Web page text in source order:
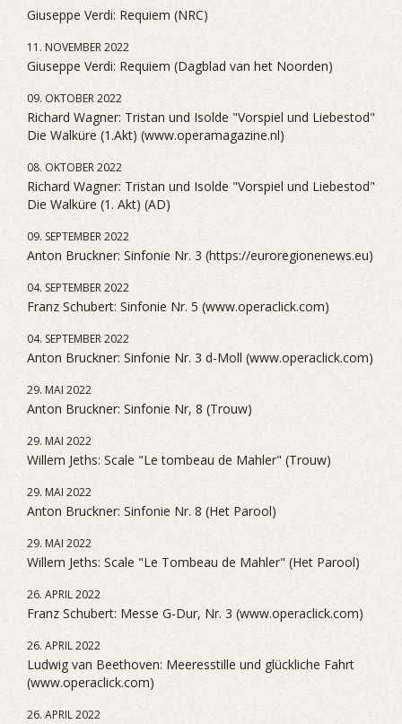
Giuseppe Verdi: Requiem (NRC)
11. NOVEMBER 2022
Giuseppe Verdi: Requiem (Dagblad van het Noorden)
09. OKTOBER 2022
Richard Wagner: Tristan und Isolde "Vorspiel und Liebestod"
Die Walküre (1.Akt) (www.operamagazine.nl)
08. OKTOBER 2022
Richard Wagner: Tristan und Isolde "Vorspiel und Liebestod"
Die Walküre (1. Akt) (AD)
09. SEPTEMBER 2022
Anton Bruckner: Sinfonie Nr. 3 (https://euroregionenews.eu)
04. SEPTEMBER 2022
Franz Schubert: Sinfonie Nr. 5 (www.operaclick.com)
04. SEPTEMBER 2022
Anton Bruckner: Sinfonie Nr. 3 d-Moll (www.operaclick.com)
29. MAI 2022
Anton Bruckner: Sinfonie Nr, 8 (Trouw)
29. MAI 2022
Willem Jeths: Scale "Le tombeau de Mahler" (Trouw)
29. MAI 2022
Anton Bruckner: Sinfonie Nr. 8 (Het Parool)
29. MAI 2022
Willem Jeths: Scale "Le Tombeau de Mahler" (Het Parool)
26. APRIL 2022
Franz Schubert: Messe G-Dur, Nr. 3 (www.operaclick.com)
26. APRIL 2022
Ludwig van Beethoven: Meeresstille und glückliche Fahrt
(www.operaclick.com)
26. APRIL 2022